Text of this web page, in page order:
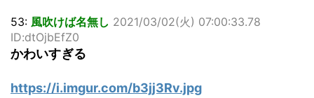
53: 風吹けば名無し 2021/03/02(火) 07:00:33.78
ID:dtOjbEfZ0
かわいすぎる
https://i.imgur.com/b3jj3Rv.jpg